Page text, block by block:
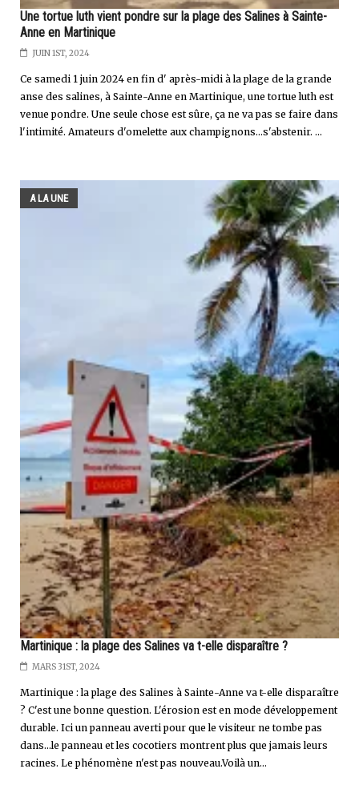
Une tortue luth vient pondre sur la plage des Salines à Sainte-
Anne en Martinique
JUIN 1ST, 2024
Ce samedi 1 juin 2024 en fin d' après-midi à la plage de la grande
anse des salines, à Sainte-Anne en Martinique, une tortue luth est
venue pondre. Une seule chose est sûre, ça ne va pas se faire dans
l'intimité. Amateurs d'omelette aux champignons...s'abstenir. ...
A LA UNE
Martinique : la plage des Salines va t-elle disparaître ?
MARS 31ST, 2024
Martinique : la plage des Salines à Sainte-Anne va t-elle disparaître
? C'est une bonne question. L'érosion est en mode développement
durable. Ici un panneau averti pour que le visiteur ne tombe pas
dans...le panneau et les cocotiers montrent plus que jamais leurs
racines. Le phénomène n'est pas nouveau.Voilà un...